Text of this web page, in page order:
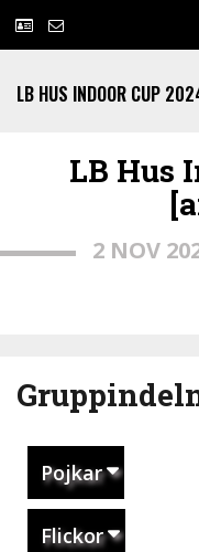
LB HUS INDOOR CUP
LB Hus
2 NOV
Pojkar
Flickor